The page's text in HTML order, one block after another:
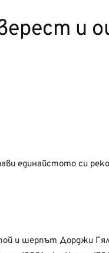
и
единайстото си
и шерпът Дорджи